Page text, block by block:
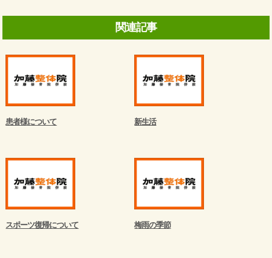
関連記事
患者様について 新生活
スポーツ復帰について 梅雨の季節